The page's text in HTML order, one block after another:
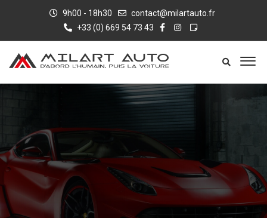
9h00 - 18h30
contact@milartauto.fr
+33 (0) 669 54 73 43